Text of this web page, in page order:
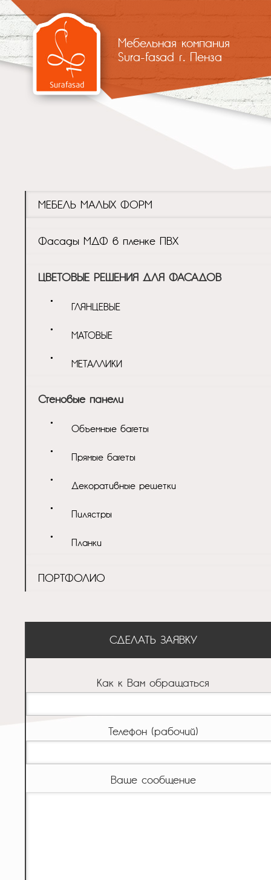
Мебельная компания
Sura-fasad г. Пенза
МЕБЕЛЬ МАЛЫХ ФОРМ
Фасады МДФ в пленке ПВХ
ЦВЕТОВЫЕ РЕШЕНИЯ ДЛЯ ФАСАДОВ
ГЛЯНЦЕВЫЕ
МАТОВЫЕ
МЕТАЛЛИКИ
Стеновые панели
Объемные багеты
Прямые багеты
Декоративные решетки
Пилястры
Планки
ПОРТФОЛИО
СДЕЛАТЬ ЗАЯВКУ
Как к Вам обращаться
Телефон (рабочий)
Ваше сообщение